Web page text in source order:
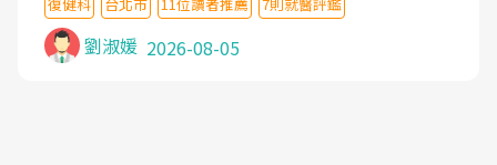
沒有用,後來連吃到嗎啡類止痛藥都效果有限,只是壓
症狀,沒多久就痛起來,多年失眠嚴重影響生活品質.
台灣親友介紹忠孝醫院杜育才主任是頸頭症候群專
劉淑媛 2026-08-05